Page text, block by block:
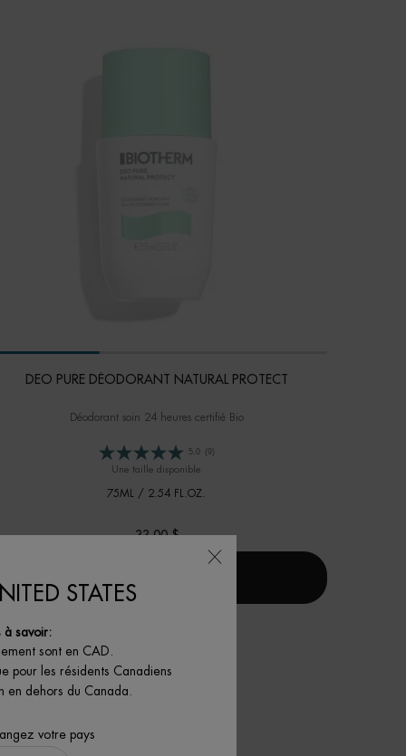
DEO PURE DÉODORANT NATURAL PROTECT
Déodorant soin 24 heures certifié Bio
5.0 (9)
Une taille disponible
75ML / 2.54 FL.OZ.
33,00 $
STATES
à savoir:
sont en CAD.
pour les résidents Canadiens
en dehors du Canada.
votre pays